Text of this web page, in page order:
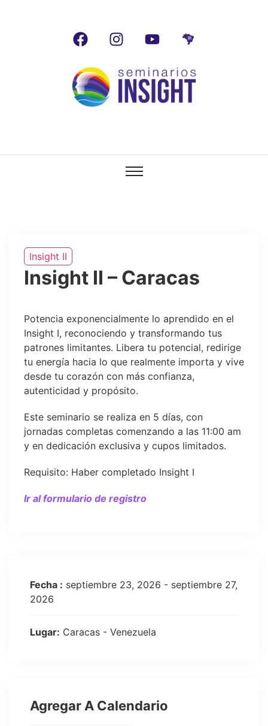
Insight II
Insight II – Caracas
Potencia exponencialmente lo aprendido en el
Insight I, reconociendo y transformando tus
patrones limitantes. Libera tu potencial, redirige
tu energía hacia lo que realmente importa y vive
desde tu corazón con más confianza,
autenticidad y propósito.
Este seminario se realiza en 5 días, con
jornadas completas comenzando a las 11:00 am
y en dedicación exclusiva y cupos limitados.
Requisito: Haber completado Insight I
Ir al formulario de registro
Fecha : septiembre 23, 2026 - septiembre 27,
2026
Lugar: Caracas - Venezuela
Agregar A Calendario